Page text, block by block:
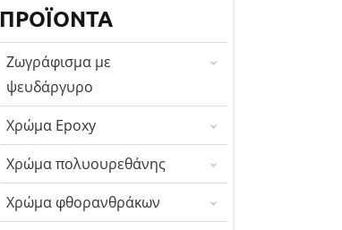
ΠΡΟΪΌΝΤΑ
Ζωγράφισμα με
ψευδάργυρο
Χρώμα Epoxy
Χρώμα πολυουρεθάνης
Χρώμα φθορανθράκων